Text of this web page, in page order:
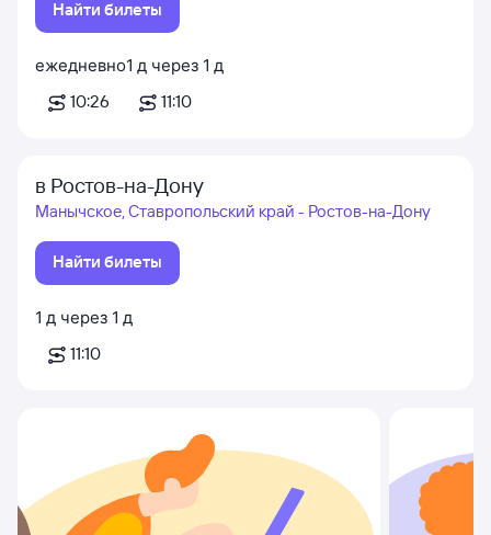
Найти билеты
ежедневно
10:26
1 д через 1 д
11:10
в Ростов-на-Дону
Манычское, Ставропольский край - Ростов-на-Дону
Найти билеты
1 д через 1 д
11:10